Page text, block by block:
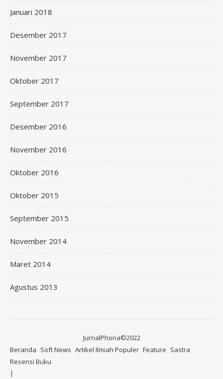
Januari 2018
Desember 2017
November 2017
Oktober 2017
September 2017
Desember 2016
November 2016
Oktober 2016
Oktober 2015
September 2015
November 2014
Maret 2014
Agustus 2013
JurnalPhona©2022
Beranda Soft News Artikel Ilmiah Populer Feature Sastra
Resensi Buku